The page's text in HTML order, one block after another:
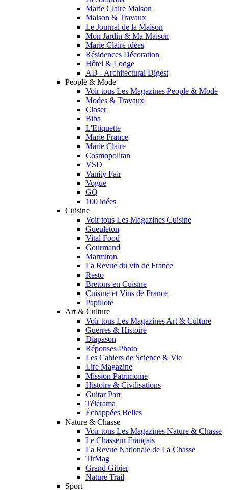
Marie Claire Maison
Maison & Travaux
Le Journal de la Maison
Mon Jardin & Ma Maison
Marie Claire idées
Résidences Décoration
Hôtel & Lodge
AD - Architectural Digest
People & Mode
Voir tous Les Magazines People & Mode
Modes & Travaux
Closer
Biba
L'Etiquette
Marie France
Marie Claire
Cosmopolitan
VSD
Vanity Fair
Vogue
GQ
100 idées
Cuisine
Voir tous Les Magazines Cuisine
Gueuleton
Vital Food
Gourmand
Marmiton
La Revue du vin de France
Resto
Bretons en Cuisine
Cuisine et Vins de France
Papillote
Art & Culture
Voir tous Les Magazines Art & Culture
Guerres & Histoire
Diapason
Réponses Photo
Les Cahiers de Science & Vie
Lire Magazine
Mission Patrimoine
Histoire & Civilisations
Guitar Part
Télérama
Échappées Belles
Nature & Chasse
Voir tous Les Magazines Nature & Chasse
Le Chasseur Français
La Revue Nationale de La Chasse
TirMag
Grand Gibier
Nature Trail
Sport